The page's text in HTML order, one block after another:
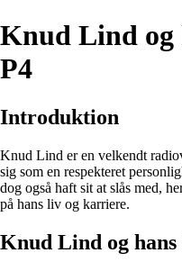
Knud Lind og
P4
Introduktion
Knud Lind er en velkendt
sig som en respekteret
dog også haft sit at slås med,
på hans liv og karriere.
Knud Lind og